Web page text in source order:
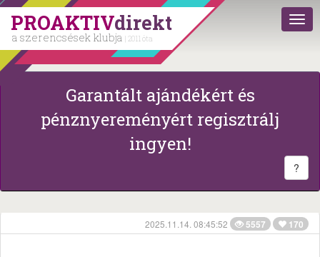
PROAKTIVdirekt
a szerencsések klubja | 2011 óta
Garantált ajándékért és
pénznyereményért regisztrálj
ingyen!
?
2025.11.14. 08:45:52 5557 170